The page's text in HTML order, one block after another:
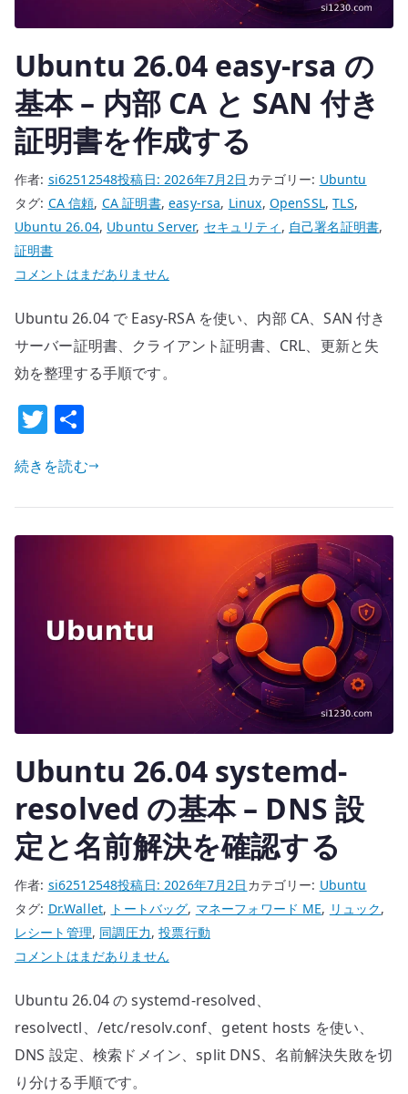
要
な
通
信
を
止
め
る
へ
の
Ubuntu 26.04 easy-rsa の
基本 – 内部 CA と SAN 付き
証明書を作成する
作者: si62512548投稿日: 2026年7月2日 カテゴリー: Ubuntu
タグ: CA 信頼, CA 証明書,easy-rsa, Linux, OpenSSL,TLS,
Ubuntu 26.04, Ubuntu Server, セキュリティ , 自己署名証明書,
証明書
Ubuntu
easy-
rsa
の
本
–
内
CA
と
へ
の
コメントはまだありません
Ubuntu 26.04 で Easy-RSA を使い、内部 CA、SAN 付き
サーバー証明書、クライアント証明書、CRL、更新と失
効を整理する手順です。
T
w
it
te
r
続きを読む
Ubuntu 26.04 systemd-
resolved の基本 – DNS 設
定と名前解決を確認する
作者: si62512548投稿日:2026年7月2日 カテゴリー: Ubuntu
タグ: Dr.Wallet, トートバッグ, マネーフォワード ME, リュック,
レシート管理, 同調圧力,投票行動
Ubuntu
systemd-
resolved
の
基
コメントはまだありません
Ubuntu 26.04 の systemd-resolved、
resolvectl、/etc/resolv.conf、getent hosts を使い、
DNS 設定、検索ドメイン、split DNS、名前解決失敗を切
り分ける手順です。